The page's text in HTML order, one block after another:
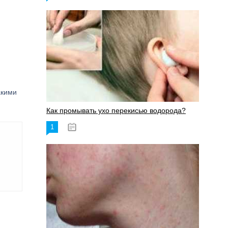
Как промывать ухо перекисью водорода?
1